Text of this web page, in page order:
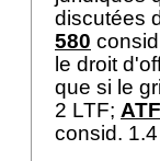
discutées
580
le droit
que si le
2 LTF;
consid.